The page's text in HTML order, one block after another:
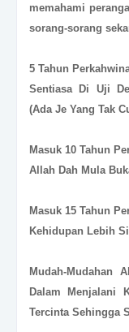
memahami
sorang-sorang
5 Tahun
Sentiasa Di Uji
(Ada Je Yang Tak
Masuk 10 Tahun
Allah Dah Mula
Masuk 15 Tahun
Kehidupan Lebih
Mudah-Mudahan
Dalam Menjalani
Tercinta Sehingga